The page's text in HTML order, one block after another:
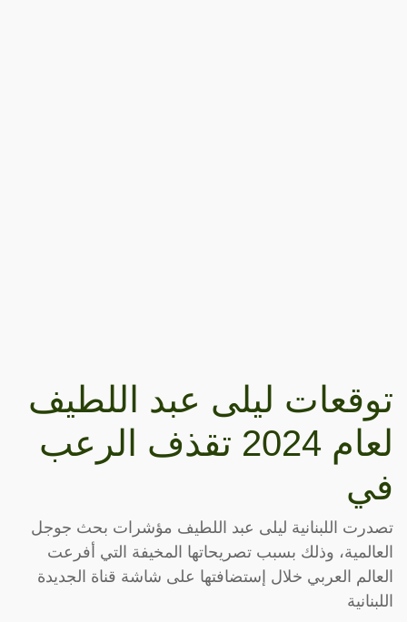
توقعات ليلى عبد اللطيف
لعام 2024 تقذف الرعب
في
تصدرت اللبنانية ليلى عبد اللطيف مؤشرات بحث جوجل
العالمية، وذلك بسبب تصريحاتها المخيفة التي أفرعت
العالم العربي خلال إستضافتها على شاشة قناة الجديدة
اللبنانية